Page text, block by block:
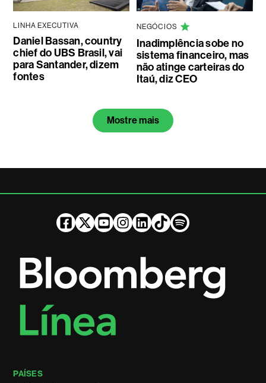
LINHA EXECUTIVA
Daniel Bassan, country
chief do UBS Brasil, vai
para Santander, dizem
fontes
NEGÓCIOS
Inadimplência sobe no
sistema financeiro, mas
não atinge carteiras do
Itaú, diz CEO
Mostre mais
PAÍSES